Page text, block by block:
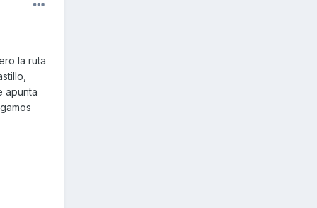
la ruta
apunta